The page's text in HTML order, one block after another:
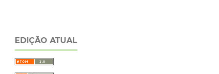
EDIÇÃO ATUAL